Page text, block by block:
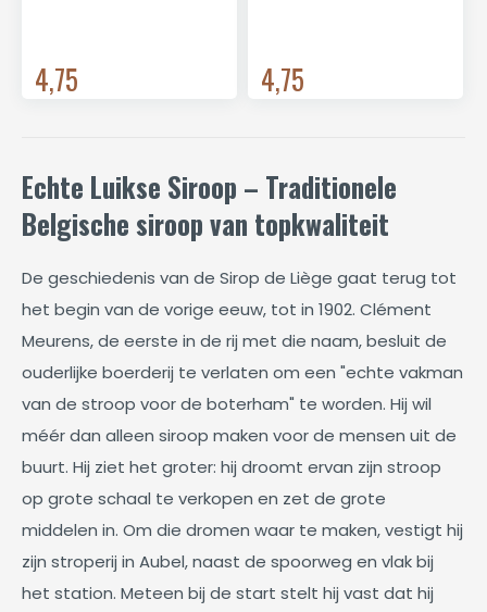
4,75 4,75
Echte Luikse Siroop – Traditionele
Belgische siroop van topkwaliteit
De geschiedenis van de Sirop de Liège gaat terug tot
het begin van de vorige eeuw, tot in 1902. Clément
Meurens, de eerste in de rij met die naam, besluit de
ouderlijke boerderij te verlaten om een "echte vakman
van de stroop voor de boterham" te worden. Hij wil
méér dan alleen siroop maken voor de mensen uit de
buurt. Hij ziet het groter: hij droomt ervan zijn stroop
op grote schaal te verkopen en zet de grote
middelen in. Om die dromen waar te maken, vestigt hij
zijn stroperij in Aubel, naast de spoorweg en vlak bij
het station. Meteen bij de start stelt hij vast dat hij